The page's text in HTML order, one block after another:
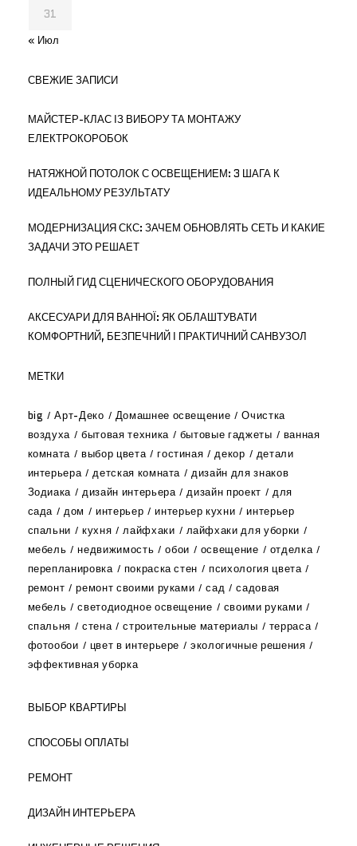
31
« Июл
СВЕЖИЕ ЗАПИСИ
МАЙСТЕР-КЛАС ІЗ ВИБОРУ ТА МОНТАЖУ
ЕЛЕКТРОКОРОБОК
НАТЯЖНОЙ ПОТОЛОК С ОСВЕЩЕНИЕМ: 3 ШАГА К
ИДЕАЛЬНОМУ РЕЗУЛЬТАТУ
МОДЕРНИЗАЦИЯ СКС: ЗАЧЕМ ОБНОВЛЯТЬ СЕТЬ И КАКИЕ
ЗАДАЧИ ЭТО РЕШАЕТ
ПОЛНЫЙ ГИД СЦЕНИЧЕСКОГО ОБОРУДОВАНИЯ
АКСЕСУАРИ ДЛЯ ВАННОЇ: ЯК ОБЛАШТУВАТИ
КОМФОРТНИЙ, БЕЗПЕЧНИЙ І ПРАКТИЧНИЙ САНВУЗОЛ
МЕТКИ
big Арт-Деко Домашнее освещение
Очистка
воздуха
бытовая техника бытовые гаджеты
ванная
комната
выбор цвета гостиная декор
детали
интерьера
детская комната
дизайн для знаков
Зодиака
дизайн интерьера дизайн проект
для
сада
дом интерьер интерьер кухни
интерьер
спальни
кухня лайфхаки
лайфхаки для уборки
мебель
недвижимость обои освещение
отделка
перепланировка
покраска стен
психология цвета
ремонт
ремонт своими руками сад
садовая
мебель
светодиодное освещение
своими руками
спальня
стена строительные материалы
терраса
фотообои
цвет в интерьере
экологичные решения
эффективная уборка
ВЫБОР КВАРТИРЫ
СПОСОБЫ ОПЛАТЫ
РЕМОНТ
ДИЗАЙН ИНТЕРЬЕРА